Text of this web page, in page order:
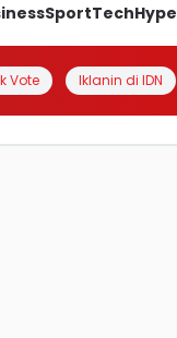
SportTechHype
Vote Iklanin di IDN